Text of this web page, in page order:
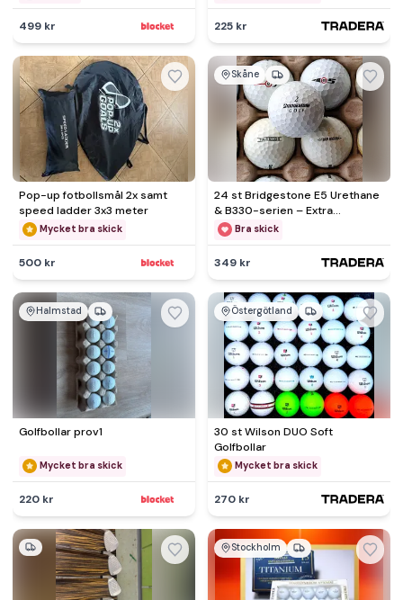
499 kr 225 kr
Pop-up fotbollsmål 2x samt
speed ladder 3x3 meter
Mycket bra skick
500 kr
Skåne
24 st Bridgestone E5 Urethane
& B330-serien – Extra
prisvärda urethanbollar!
Bra skick
349 kr
Halmstad
Golfbollar prov1
Mycket bra skick
220 kr
Östergötland
30 st Wilson DUO Soft
Golfbollar
Mycket bra skick
270 kr
Stockholm